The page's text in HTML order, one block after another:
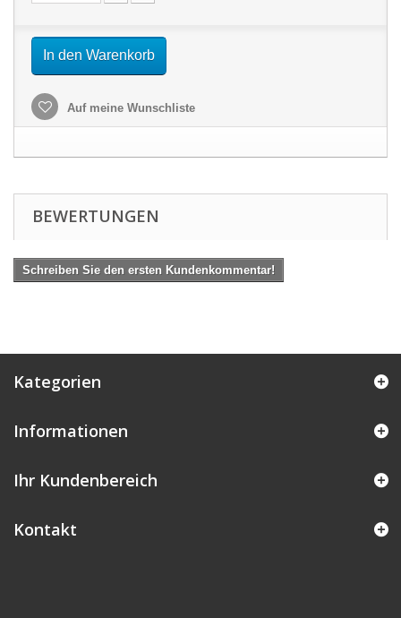
In den Warenkorb
Auf meine Wunschliste
BEWERTUNGEN
Schreiben Sie den ersten Kundenkommentar!
Kategorien
Informationen
Ihr Kundenbereich
Kontakt